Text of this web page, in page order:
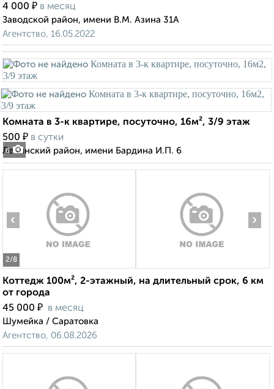
4 000 ₽ в месяц
Заводской район, имени В.М. Азина 31А
Агентство, 16.05.2022
6
Комната в 3-к квартире, посуточно, 16м², 3/9 этаж
500 ₽ в сутки
Ленинский район, имени Бардина И.П. 6
2/8
‹ ›
Коттедж 100м², 2-этажный, на длительный срок, 6 км
от города
45 000 ₽ в месяц
Шумейка / Саратовка
Агентство, 06.08.2026